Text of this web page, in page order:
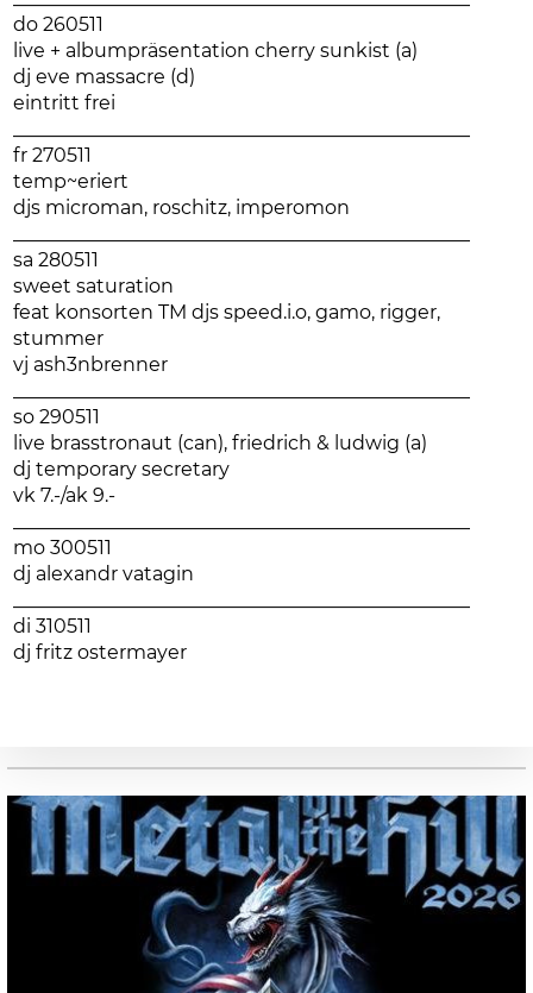
do 260511
live + albumpräsentation cherry sunkist (a)
dj eve massacre (d)
eintritt frei
fr 270511
temp~eriert
djs microman, roschitz, imperomon
sa 280511
sweet saturation
feat konsorten TM djs speed.i.o, gamo, rigger,
stummer
vj ash3nbrenner
so 290511
live brasstronaut (can), friedrich & ludwig (a)
dj temporary secretary
vk 7.-/ak 9.-
mo 300511
dj alexandr vatagin
di 310511
dj fritz ostermayer